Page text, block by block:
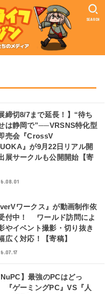
SEARCH
締切8/7まで延長！】“待ち
は静岡で”──VRSNS特化型
売会『CrossV
』が9月22日リアル開
展サークルも公開開始【寄
ワークス』が動画制作依
付中！ ワールド訪問によ
やイベント撮影・切り抜き
広く対応！【寄稿】
】最強のPCはどっ
ゲーミングPC』VS『人